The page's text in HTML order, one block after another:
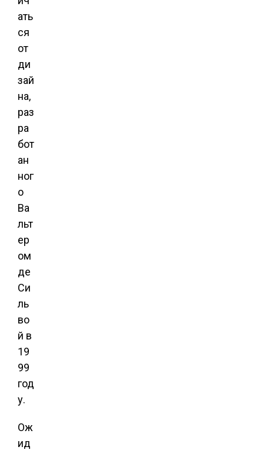
ать
ся
от
ди
зай
на,
раз
ра
бот
ан
ног
о
Ва
льт
ер
ом
де
Си
ль
во
й в
19
99
год
у.
Ож
ид